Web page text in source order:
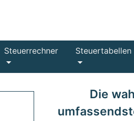
Steuerrechner Steuertabellen
Die